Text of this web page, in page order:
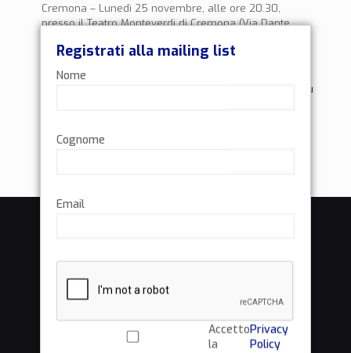
Cremona – Lunedì 25 novembre, alle ore 20.30,
presso il Teatro Monteverdi di Cremona (Via Dante,
speciale da[…]
Leggi di più
Registrati alla mailing list
Nome
Cognome
Email
Accetto
la
Privacy
Policy